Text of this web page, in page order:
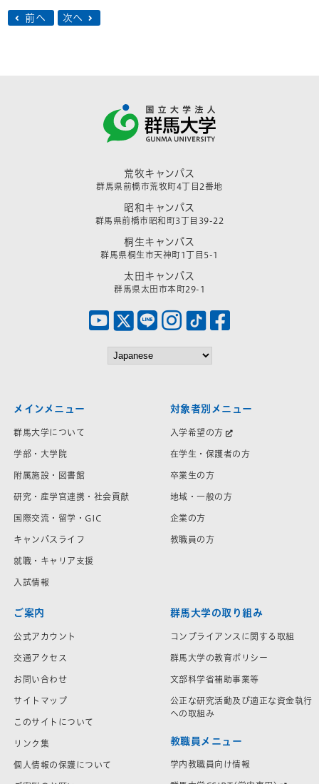
前へ 次へ
荒牧キャンパス
群馬県前橋市荒牧町4丁目2番地
昭和キャンパス
群馬県前橋市昭和町3丁目39-22
桐生キャンパス
群馬県桐生市天神町1丁目5-1
太田キャンパス
群馬県太田市本町29-1
メインメニュー
群馬大学について
学部・大学院
附属施設・図書館
研究・産学官連携・社会貢献
国際交流・留学・GIC
キャンパスライフ
就職・キャリア支援
入試情報
対象者別メニュー
入学希望の方
在学生・保護者の方
卒業生の方
地域・一般の方
企業の方
教職員の方
ご案内
公式アカウント
交通アクセス
お問い合わせ
サイトマップ
このサイトについて
リンク集
個人情報の保護について
群馬大学の取り組み
コンプライアンスに関する取組
群馬大学の教育ポリシー
文部科学省補助事業等
公正な研究活動及び適正な資金執行
への取組み
教職員メニュー
学内教職員向け情報